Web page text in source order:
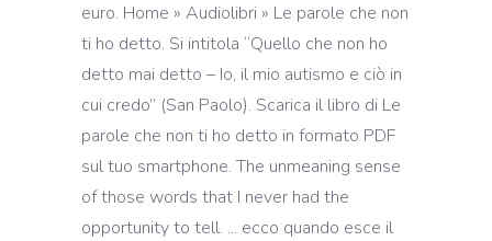
euro. Home » Audiolibri » Le parole che non
ti ho detto. Si intitola “Quello che non ho
detto mai detto – Io, il mio autismo e ciò in
cui credo” (San Paolo). Scarica il libro di Le
parole che non ti ho detto in formato PDF
sul tuo smartphone. The unmeaning sense
of those words that I never had the
opportunity to tell. ... ecco quando esce il